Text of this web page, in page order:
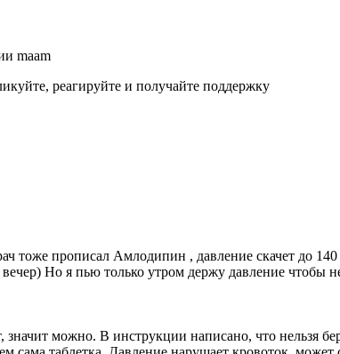
maam
реагируйте и получайте поддержку
тоже прописал Амлодипин , давление скачет до
Но я пью только утром держу давление чтобы
значит можно. В инструкции написано, что нельзя